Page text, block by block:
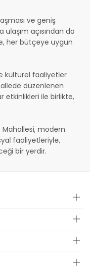
ve geniş
açısından da
her bütçeye uygun
kültürel faaliyetler
düzenlenen
etkinlikleri ile birlikte,
Mahallesi, modern
faaliyetleriyle,
bir yerdir.